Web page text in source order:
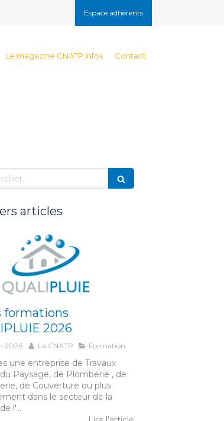
Espace adhérents
Le magazine CNATP Infos Contact
articles
formations
2026
2026 La CNATP Formation
une entreprise de Travaux
Paysage, de Plomberie , de
de Couverture ou plus
dans le secteur de la
l'...